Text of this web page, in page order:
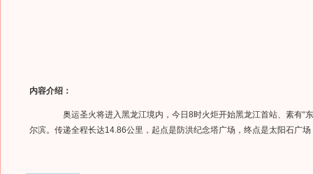
内容介绍：
奥运圣火将进入黑龙江境内，今日8时火炬开始黑龙江首站、素有“
尔滨。传递全程长达14.86公里，起点是防洪纪念塔广场，终点是太阳石广场